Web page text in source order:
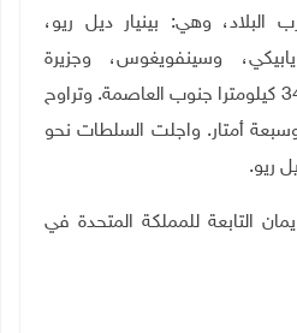
وهي: بينيار ديل ريو،
وسينفويغوس، وجزيرة
خوبنتود الوقعة على بعد 344 كيلومترا جنوب العاصمة. وتراوح
أمتار. واجلت السلطات نحو
التابعة للمملكة المتحدة في